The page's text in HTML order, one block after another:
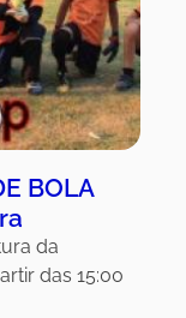
BOLA
da
das 15:00